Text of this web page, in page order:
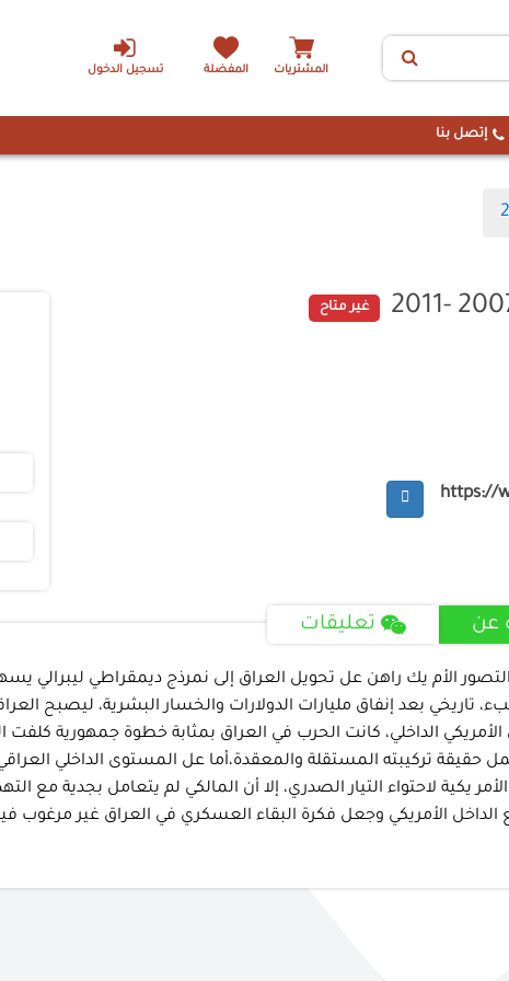
تسجيل الدخول المشتريات المفضلة
إتصل بنا
غير متاح
https://
عن تعليقات
جويل رايبورن - فرانك سوبتشاك بعد الغزو الأمريكي للعراق في 2003، كان التصور الأم يك راهن عل تحويل العراق إلى
تاريخي بعد إنفاق مليارات الدولارات والخسار البشرية، ليصبح
الداخلي، كانت الحرب في العراق بمثابة خطوة جمهورية كلفت
تركيبته المستقلة والمعقدة،أما عل المستوى الداخلي
لاحتواء التيار الصدري، إلا أن المالكي لم يتعامل بجدية مع
الأمريكي وجعل فكرة البقاء العسكري في العراق غير مرغوب